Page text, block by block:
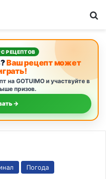
РЕЦЕПТОВ
Ваш рецепт может
на GOTUIMO и участвуйте в
призов.
→
Погода